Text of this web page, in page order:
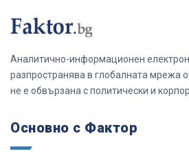
Аналитично-информационен
разпространява в глобалната мрежа
не е обвързана с политически и
Основно с Фактор